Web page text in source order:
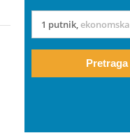
1 putnik,ekonomska
Pretraga